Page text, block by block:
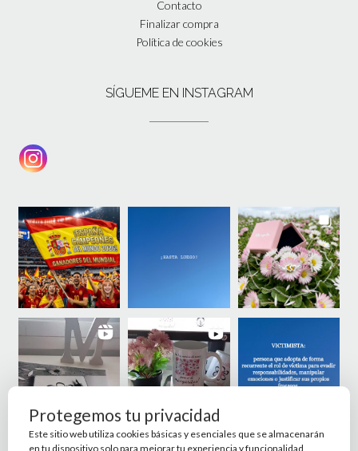
Contacto
Finalizar compra
Política de cookies
SÍGUEME EN INSTAGRAM
Protegemos tu privacidad
Este sitio web utiliza cookies básicas y esenciales que se almacenarán
en tu dispositivo solo para mejorar tu experiencia y funcionalidad